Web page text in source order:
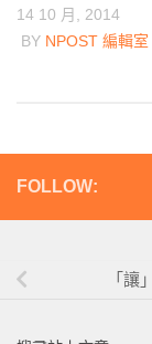
14 10 月, 2014
BY NPOST 編輯室
FOLLOW:
「讓